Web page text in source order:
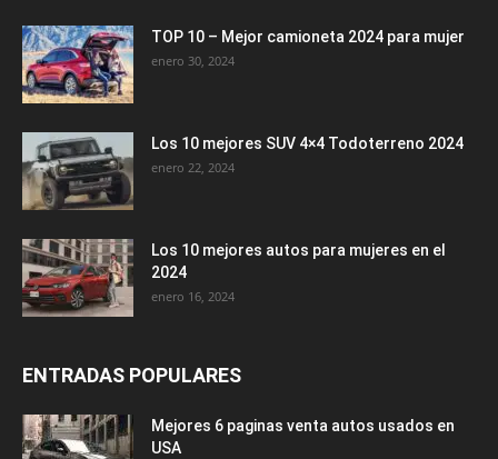
TOP 10 – Mejor camioneta 2024 para mujer
enero 30, 2024
Los 10 mejores SUV 4×4 Todoterreno 2024
enero 22, 2024
Los 10 mejores autos para mujeres en el
2024
enero 16, 2024
ENTRADAS POPULARES
Mejores 6 paginas venta autos usados en
USA